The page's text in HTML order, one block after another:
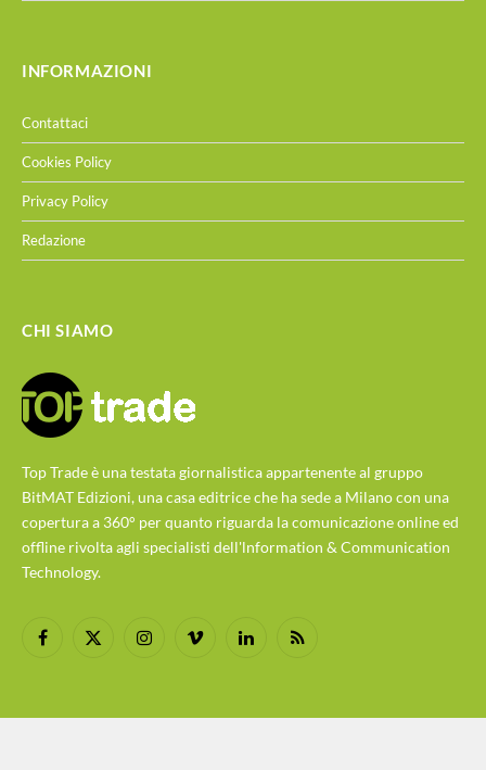
INFORMAZIONI
Contattaci
Cookies Policy
Privacy Policy
Redazione
CHI SIAMO
Top Trade è una testata giornalistica appartenente al gruppo
BitMAT Edizioni, una casa editrice che ha sede a Milano con una
copertura a 360° per quanto riguarda la comunicazione online ed
offline rivolta agli specialisti dell'lnformation & Communication
Technology.
Facebook
X
InstagramVimeo LinkedInRSS